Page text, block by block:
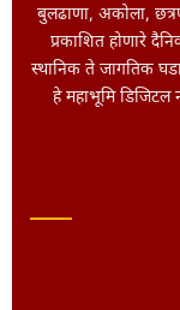
बुलढाणा, अकोला,
प्रकाशित होणारे
स्थानिक ते जागतिक
हे महाभूमि डिजिटल